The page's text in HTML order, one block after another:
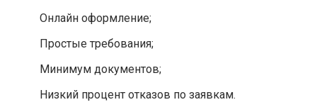
Онлайн оформление;
Простые требования;
Минимум документов;
Низкий процент отказов по заявкам.